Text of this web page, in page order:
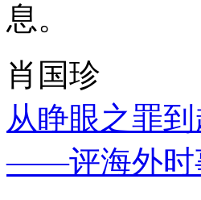
息。
肖国珍
从睁眼之罪
——评海外时